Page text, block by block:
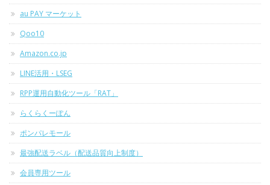
au PAY マーケット
Qoo10
Amazon.co.jp
LINE活用・LSEG
RPP運用自動化ツール「RAT」
らくらくーぽん
ポンパレモール
最強配送ラベル（配送品質向上制度）
会員専用ツール